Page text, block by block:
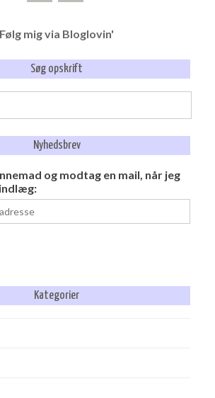
Følg mig via Bloglovin'
Søg opskrift
Nyhedsbrev
og modtag en mail, når jeg
Kategorier